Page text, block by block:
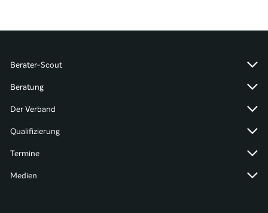
Berater-Scout
Beratung
Der Verband
Qualifizierung
Termine
Medien